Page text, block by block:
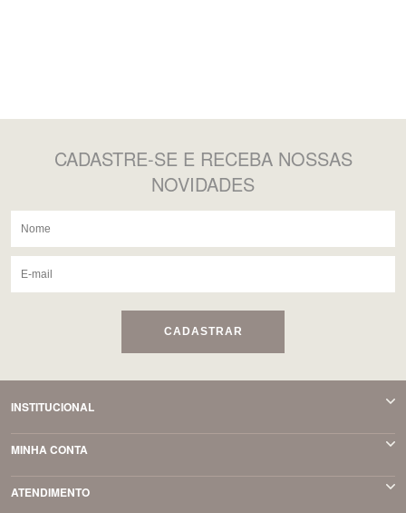
CADASTRE-SE E RECEBA NOSSAS
NOVIDADES
CADASTRAR
INSTITUCIONAL
MINHA CONTA
ATENDIMENTO